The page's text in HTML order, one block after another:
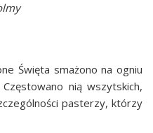
Święta smażono na ogniu
nią wszytskich,
pasterzy, którzy